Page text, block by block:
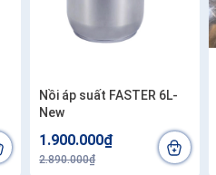
Nồi áp suất FASTER 6L-
New
1.900.000₫
2.890.000₫